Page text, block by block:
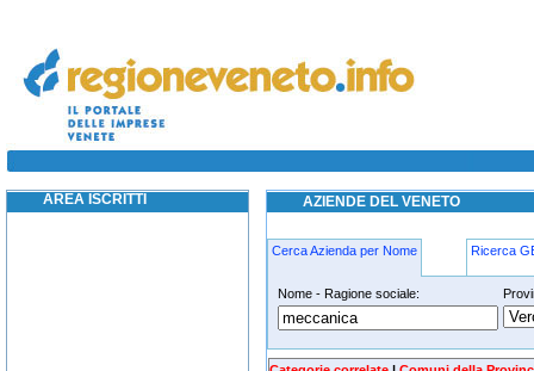
meccanica venezia
AREA ISCRITTI AZIENDE DEL VENETO
Cerca Azienda per Nome Ricerca
Nome - Ragione sociale:
meccanica venezia